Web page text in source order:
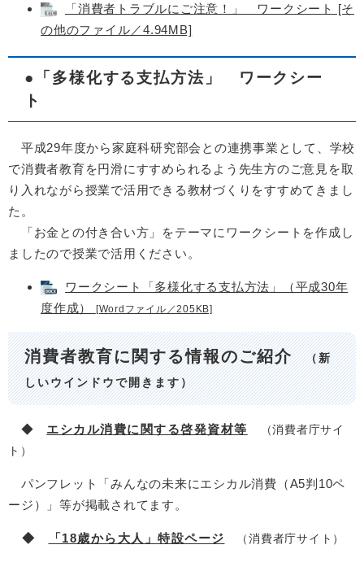
「消費者トラブルにご注意！」 ワークシート [そ
の他のファイル／4.94MB]
●「多様化する支払方法」 ワークシー
ト
平成29年度から家庭科研究部会との連携事業として、学校
で消費者教育を円滑にすすめられるよう先生方のご意見を取
り入れながら授業で活用できる教材づくりをすすめてきまし
た。
「お金との付き合い方」をテーマにワークシートを作成し
ましたので授業で活用ください。
ワークシート「多様化する支払方法」（平成30年
度作成）
[Wordファイル／205KB]
消費者教育に関する情報のご紹介（新
しいウインドウで開きます）
◆ エシカル消費に関する啓発資材等
（消費者庁サイ
ト）
パンフレット「みんなの未来にエシカル消費（A5判10ペ
ージ）」等が掲載されてます。
◆ 「18歳から大人」特設ページ （消費者庁サイト）